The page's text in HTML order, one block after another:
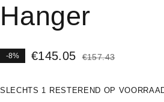
Hanger
-8% €157.43
€145.05
SLECHTS 1 RESTEREND OP